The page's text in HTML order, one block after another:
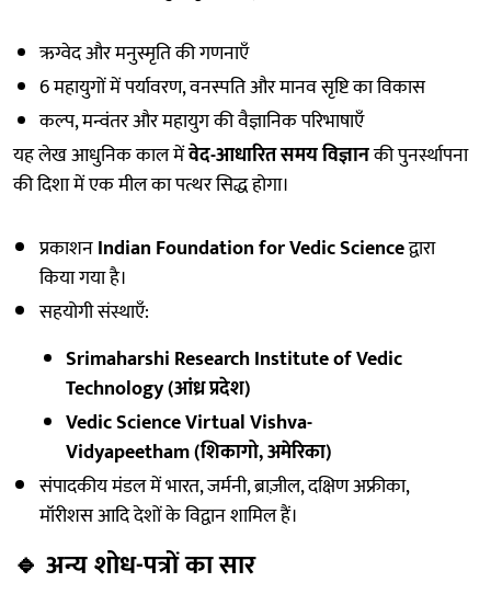
ऋग्वेद और मनुस्मृति की गणनाएँ
6 महायुगों में पर्यावरण, वनस्पति और मानव सृष्टि का विकास
कल्प, मन्वंतर और महायुग की वैज्ञानिक परिभाषाएँ
यह लेख आधुनिक काल मेंवेद-आधारित समय विज्ञानकी पुनर्स्थापना
की दिशा में एक मील का पत्थर सिद्ध होगा।
प्रकाशनIndian Foundation for Vedic Scienceद्वारा
किया गया है।
सहयोगी संस्थाएँ:
Srimaharshi Research Institute of Vedic
Technology (आंध्र प्रदेश)
Vedic Science Virtual Vishva-
Vidyapeetham (शिकागो, अमेरिका)
संपादकीय मंडल में भारत, जर्मनी, ब्राज़ील, दक्षिण अफ्रीका,
मॉरीशस आदि देशों के विद्वान शामिल हैं।
🔹 अन्य शोध-पत्रों का सार